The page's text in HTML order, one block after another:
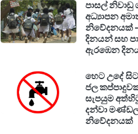
පාසල් නිවාඩු
අධ්‍යාපන
නිවේදනයක්
දිනයන් සහ
ඇරඹෙන
හෙට උදේ
ජල
සැපයුම
දන්වා
නිවේදනයක්